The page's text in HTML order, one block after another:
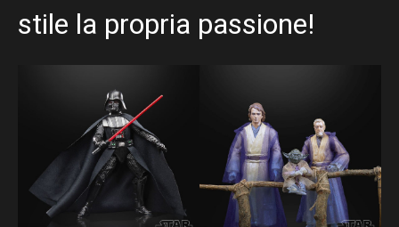
stile la propria passione!